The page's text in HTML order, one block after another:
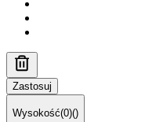
Zastosuj
Wysokość(0)()